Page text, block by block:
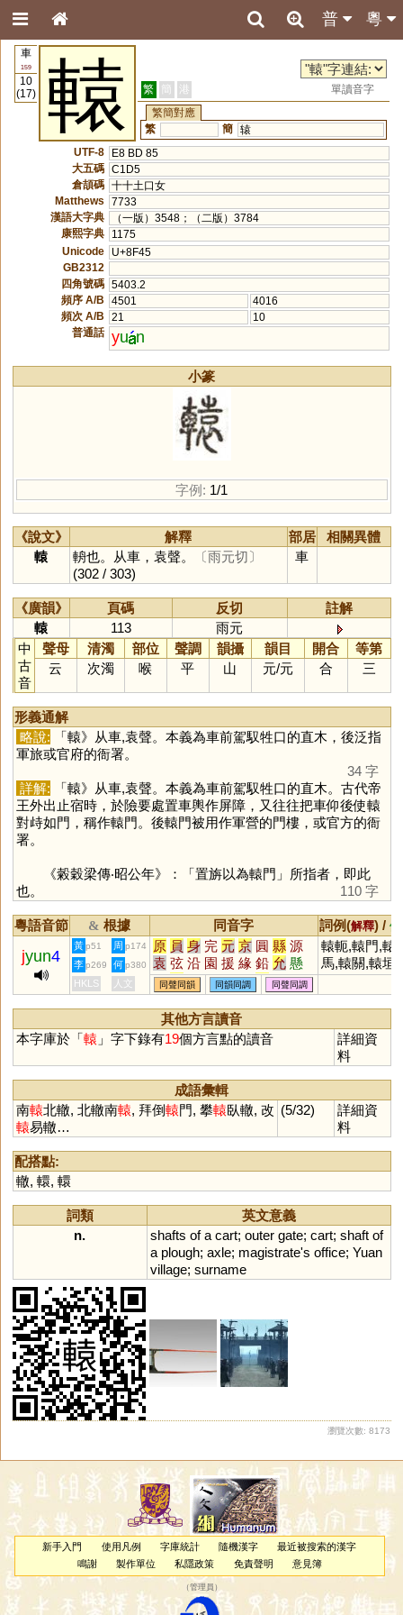
粵
普
車
159
10
(17)
轅 繁 簡 港
單讀音字
繁簡對應
繁
簡 辕
UTF-8
E8 BD 85
大五碼 C1D5
倉頡碼 十十土口女
Matthews
7733
漢語大字典
（一版）3548；（二版）3784
康熙字典
1175
Unicode
U+8F45
GB2312
四角號碼 5403.2
頻序 A/B
4501
4016
頻次 A/B
21
10
普通話 yu n
小篆
字例: 1/1
《說文》 解釋 部居
相關異體
轅
輈也。从車，袁聲。
〔雨元切〕
(302 / 303)
車
《廣韻》 頁碼 反切
註解
轅
113
雨元
中
古
音
聲母 清濁 部位 聲調 韻攝 韻目 開合
等第
云
次濁 喉 平 山 元/元 合 三
形義通解
略說: 「轅》从車,袁聲。本義為車前駕馭牲口的直木，後泛指
軍旅或官府的衙署。
34 字
詳解: 「轅》从車,袁聲。本義為車前駕馭牲口的直木。古代帝
王外出止宿時，於險要處置車輿作屏障，又往往把車仰後使轅
對歭如門，稱作轅門。後轅門被用作軍營的門樓，或官方的衙
署。
《糓穀梁傳‧昭公年》：「置旃以為轅門」所指者，即此
也。
110 字
粵語音節 & 根據 同音字 詞例(解釋) /
jyun4
黃 p51 周 p174 原 員 身 完 元 京 圓 縣 源
袁 弦 沿 園 援 緣 鉛 允 懸
烷 玄 丸 圜 猿 眩 沅 媛 芫
紈 炫 爰 隕 椽 黿 鳶 洹 刓
湲 螈 猨 邍 邧 櫞 壖 羱 蝯
蝝 榬 楥 嫄 鈆 堧 玆 捖 盷
杬 蚖 媴 笎 褑 鶢 鎱
榞 玹 豲 妶 溒 妧 撋 忨 犉
獂 抏 岏 伭 芄 騵 汍
轅軛,轅門,轅
馬,轅關,轅垣,
南轅北轍,改
易轍,轅軸輪
。
李 p269 何 p380
HKLS 人文 同聲同韻 同韻同調 同聲同調
其他方言讀音
本字庫於「轅 」字下錄有19個方言點的讀音
詳細資
料
成語彙輯
南轅北轍, 北轍南轅, 拜倒轅門, 攀轅臥轍, 改
轅易轍…
(5/32)
詳細資
料
配搭點:
轍, 轘, 轘
詞類
英文意義
n.
shafts of a cart; outer gate; cart; shaft of
a plough; axle; magistrate's office; Yuan
village; surname
瀏覽次數: 8173
新手入門 使用凡例 字庫統計 隨機漢字
最近被搜索的漢字
鳴謝
製作單位 私隱政策 免責聲明 意見簿
（管理員 ）